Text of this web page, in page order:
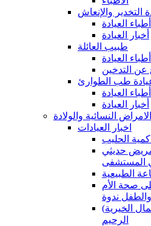
التخدير والإنعاش
أطباء العيادة
أخبار العيادة
طبيب العائلة
أطباء العيادة
عن التدخين
طب الطوارئ
أطباء العيادة
أخبار العيادة
النسائية والولادة
اخبار العيادات
كمية الحليب
حديثي
المستشفى
الطبيعية
صحة الأم
والطفل ندوة
(فتح متجر الاعمال الخيرية )فتح متجر اليد
الرحيم